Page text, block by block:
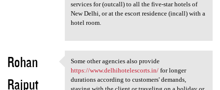
services for (outcall) to all the five-star hotels of
New Delhi, or at the escort residence (incall) with a
hotel room.
Rohan
Rajput
Some other agencies also
Some other agencies also provide
https://www.delhihotelescorts.in/for longer
durations according to customers' demands,